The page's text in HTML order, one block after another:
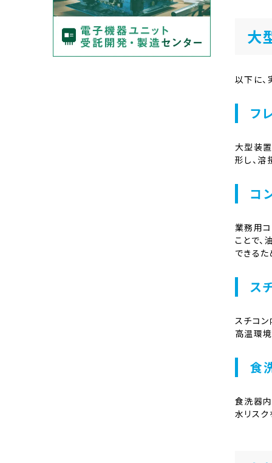
大
以下に
フ
大型装
形し、溶
コ
業務用
ことで
できる
ス
スチコ
高温環
食
食洗器
水リス